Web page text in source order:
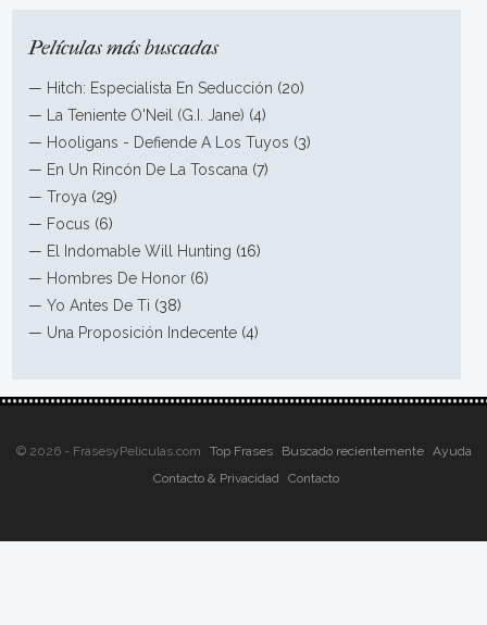
Películas más buscadas
— Hitch: Especialista En Seducción (20)
—
La Teniente O'Neil (G.I. Jane) (4)
— Hooligans - Defiende A Los Tuyos (3)
— En Un Rincón De La Toscana (7)
—Troya (29)
— Focus (6)
— El Indomable Will Hunting (16)
— Hombres De Honor (6)
—Yo Antes De Ti (38)
— Una Proposición Indecente (4)
© 2026 - FrasesyPeliculas.com Top Frases Buscado recientemente
Ayuda
Contacto & Privacidad
Contacto